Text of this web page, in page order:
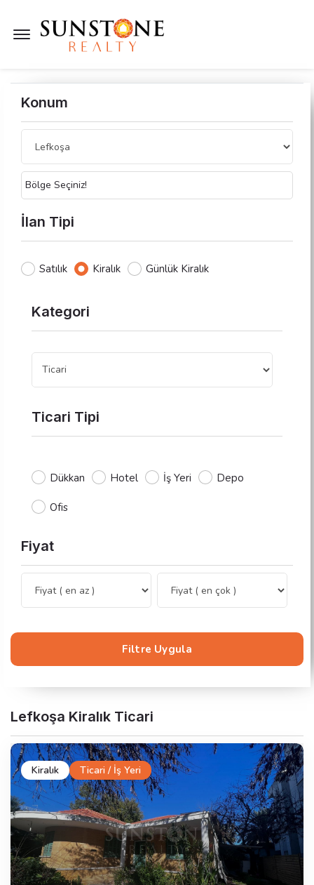
Menü Açık
Konum
Bölge Seçiniz!
İlan Tipi
Satılık Kiralık Günlük Kiralık
Kategori
Ticari Tipi
Dükkan Hotel İş Yeri Depo
Ofis
Fiyat
Filtre Uygula
Lefkoşa Kiralık Ticari
Kiralık Ticari / İş Yeri